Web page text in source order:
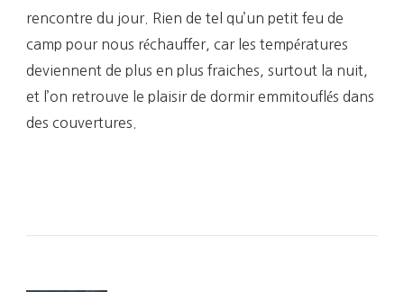
rencontre du jour. Rien de tel qu’un petit feu de
camp pour nous réchauffer, car les températures
deviennent de plus en plus fraiches, surtout la nuit,
et l’on retrouve le plaisir de dormir emmitouflés dans
des couvertures.